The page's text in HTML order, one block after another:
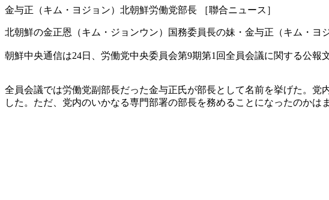
金与正（キム・ヨジョン）北朝鮮労働党部長 ［聯合ニュース］
北朝鮮の金正恩（キム・ジョンウン）国務委員長の妹・金与正（キム・ヨ
朝鮮中央通信は24日、労働党中央委員会第9期第1回全員会議に関する公
全員会議では労働党副部長だった金与正氏が部長として名前を挙げた。
した。ただ、党内のいかなる専門部署の部長を務めることになったのかは